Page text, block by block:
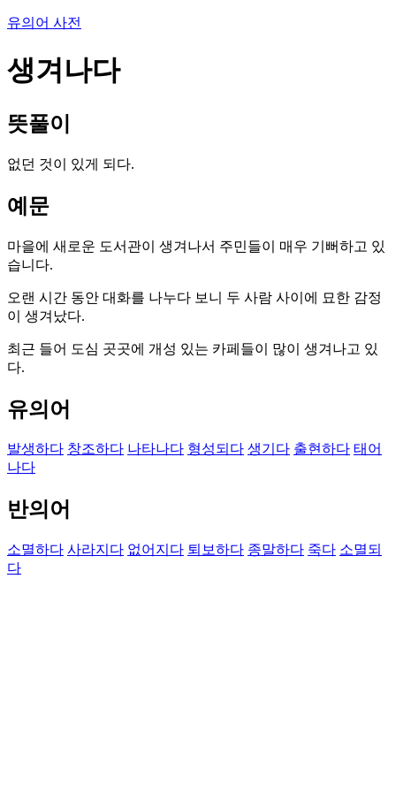
유의어 사전
생겨나다
뜻풀이
없던 것이 있게 되다.
예문
마을에 새로운 도서관이 생겨나서 주민들이 매우 기뻐하고 있
습니다.
오랜 시간 동안 대화를 나누다 보니 두 사람 사이에 묘한 감정
이 생겨났다.
최근 들어 도심 곳곳에 개성 있는 카페들이 많이 생겨나고 있
다.
유의어
발생하다 창조하다 나타나다 형성되다 생기다 출현하다 태어
나다
반의어
소멸하다 사라지다 없어지다 퇴보하다 종말하다 죽다 소멸되
다